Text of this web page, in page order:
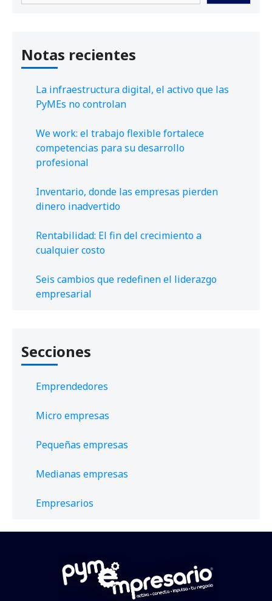
Notas recientes
La infraestructura digital, el activo que las
PyMEs no controlan
We work: el trabajo flexible fortalece
competencias para su desarrollo
profesional
Inventario, donde las empresas pierden
dinero inadvertido
Rentabilidad: El fin del crecimiento a
cualquier costo
Seis cambios que redefinen el liderazgo
empresarial
Secciones
Emprendedores
Micro empresas
Pequeñas empresas
Medianas empresas
Empresarios